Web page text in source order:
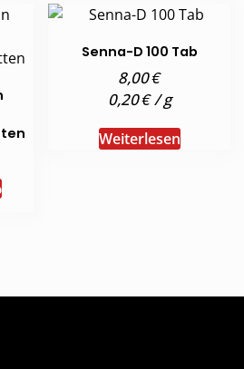
Senna-D 100 Tab
8,00€
0,20€/g
Weiterlesen